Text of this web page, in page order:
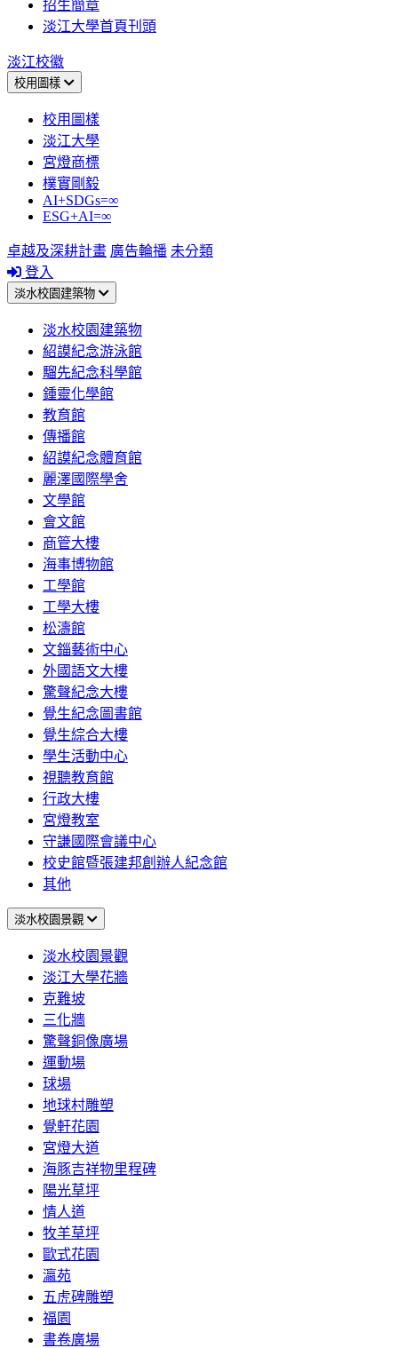
招生簡章
淡江大學首頁刊頭
淡江校徽
校用圖樣
校用圖樣
淡江大學
宮燈商標
樸實剛毅
AI+SDGs=∞
ESG+AI=∞
卓越及深耕計畫 廣告輪播 未分類
登入
淡水校園建築物
淡水校園建築物
紹謨紀念游泳館
騮先紀念科學館
鍾靈化學館
教育館
傳播館
紹謨紀念體育館
麗澤國際學舍
文學館
會文館
商管大樓
海事博物館
工學館
工學大樓
松濤館
文錙藝術中心
外國語文大樓
驚聲紀念大樓
覺生紀念圖書館
覺生綜合大樓
學生活動中心
視聽教育館
行政大樓
宮燈教室
守謙國際會議中心
校史館暨張建邦創辦人紀念館
其他
淡水校園景觀
淡水校園景觀
淡江大學花牆
克難坡
三化牆
驚聲銅像廣場
運動場
球場
地球村雕塑
覺軒花園
宮燈大道
海豚吉祥物里程碑
陽光草坪
情人道
牧羊草坪
歐式花園
瀛苑
五虎碑雕塑
福園
書卷廣場